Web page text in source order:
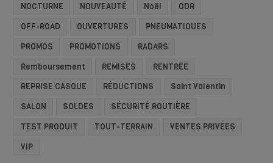
NOCTURNE
NOUVEAUTÉ Noël
ODR
OFF-ROAD
OUVERTURES
PNEUMATIQUES
PROMOS
PROMOTIONS
RADARS
Remboursement
REMISES
RENTRÉE
REPRISE CASQUE
RÉDUCTIONS
Saint Valentin
SALON
SOLDES
SÉCURITÉ ROUTIÈRE
TEST PRODUIT
TOUT-TERRAIN
VENTES PRIVÉES
VIP